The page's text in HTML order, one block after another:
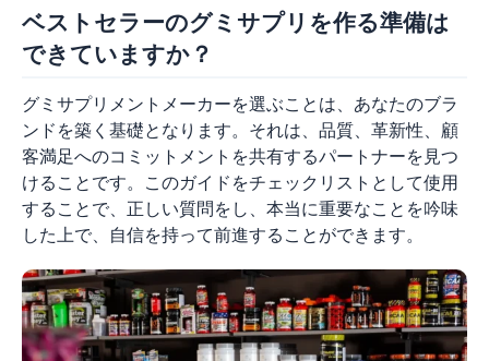
ベストセラーのグミサプリを作る準備は
できていますか？
グミサプリメントメーカーを選ぶことは、あなたのブラ
ンドを築く基礎となります。それは、品質、革新性、顧
客満足へのコミットメントを共有するパートナーを見つ
けることです。このガイドをチェックリストとして使用
することで、正しい質問をし、本当に重要なことを吟味
した上で、自信を持って前進することができます。